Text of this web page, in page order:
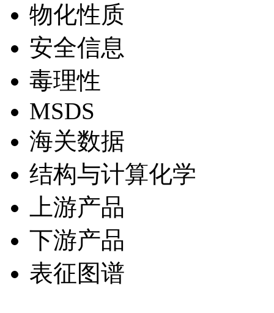
物化性质
安全信息
毒理性
MSDS
海关数据
结构与计算化学
上游产品
下游产品
表征图谱